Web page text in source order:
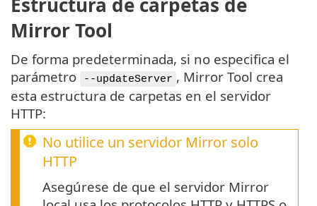
Estructura de carpetas de
Mirror Tool
De forma predeterminada, si no especifica el
parámetro
--updateServer , Mirror Tool crea
esta estructura de carpetas en el servidor
HTTP:
No utilice un servidor Mirror solo
HTTP
Asegúrese de que el servidor Mirror